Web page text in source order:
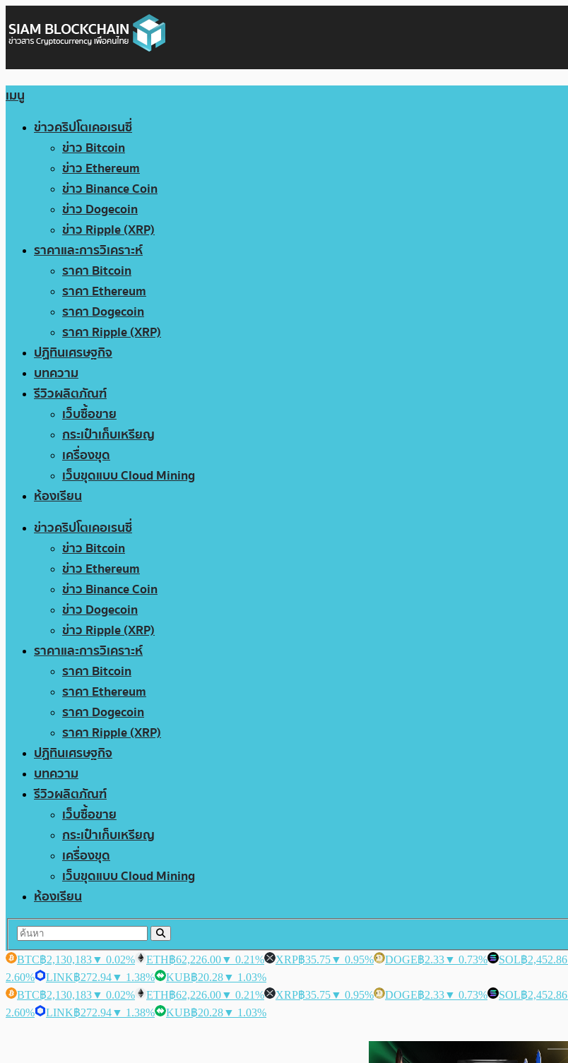
เมนู
ข่าวคริปโตเคอเรนซี่
ข่าว Bitcoin
ข่าว Ethereum
ข่าว Binance Coin
ข่าว Dogecoin
ข่าว Ripple (XRP)
ราคาและการวิเคราะห์
ราคา Bitcoin
ราคา Ethereum
ราคา Dogecoin
ราคา Ripple (XRP)
ปฏิทินเศรษฐกิจ
บทความ
รีวิวผลิตภัณฑ์
เว็บซื้อขาย
กระเป๋าเก็บเหรียญ
เครื่องขุด
เว็บขุดแบบ Cloud Mining
ห้องเรียน
ข่าวคริปโตเคอเรนซี่
ข่าว Bitcoin
ข่าว Ethereum
ข่าว Binance Coin
ข่าว Dogecoin
ข่าว Ripple (XRP)
ราคาและการวิเคราะห์
ราคา Bitcoin
ราคา Ethereum
ราคา Dogecoin
ราคา Ripple (XRP)
ปฏิทินเศรษฐกิจ
บทความ
รีวิวผลิตภัณฑ์
เว็บซื้อขาย
กระเป๋าเก็บเหรียญ
เครื่องขุด
เว็บขุดแบบ Cloud Mining
ห้องเรียน
BTC฿2,130,183▼ 0.02% ETH฿62,226.00▼ 0.21% XRP฿35.75▼ 0.95% DOGE฿2.33▼ 0.73% SOL฿2,452.86
2.60%
LINK฿272.94▼ 1.38% KUB฿20.28▼ 1.03%
BTC฿2,130,183▼ 0.02% ETH฿62,226.00▼ 0.21% XRP฿35.75▼ 0.95% DOGE฿2.33▼ 0.73% SOL฿2,452.86
2.60%
LINK฿272.94▼ 1.38% KUB฿20.28▼ 1.03%